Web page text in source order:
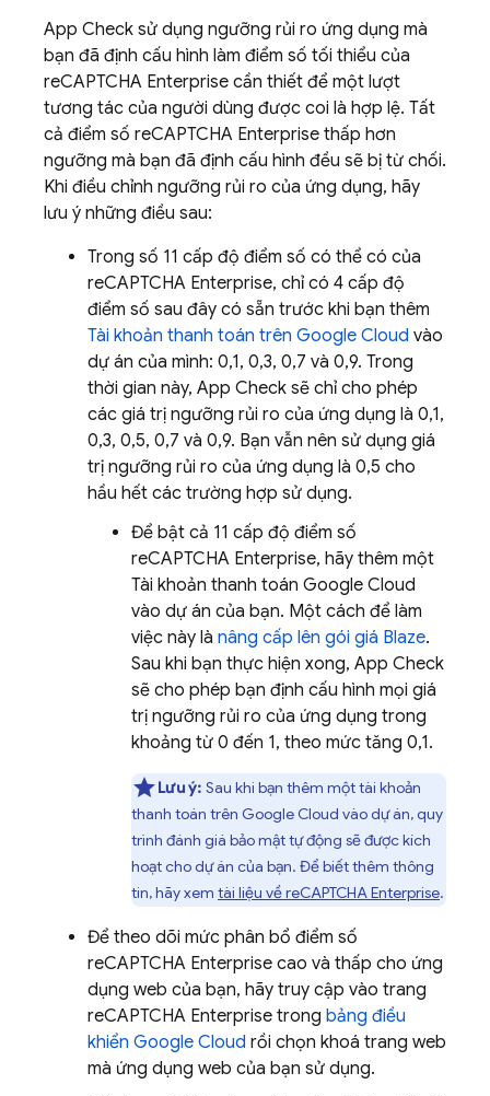
App Check sử dụng ngưỡng rủi ro ứng dụng mà
bạn đã định cấu hình làm điểm số tối thiểu của
reCAPTCHA Enterprise cần thiết để một lượt
tương tác của người dùng được coi là hợp lệ. Tất
cả điểm số reCAPTCHA Enterprise thấp hơn
ngưỡng mà bạn đã định cấu hình đều sẽ bị từ chối.
Khi điều chỉnh ngưỡng rủi ro của ứng dụng, hãy
lưu ý những điều sau:
Trong số 11 cấp độ điểm số có thể có của
reCAPTCHA Enterprise, chỉ có 4 cấp độ
điểm số sau đây có sẵn trước khi bạn thêm
Tài khoản thanh toán trên Google Cloud vào
dự án của mình: 0,1, 0,3, 0,7 và 0,9. Trong
thời gian này, App Check sẽ chỉ cho phép
các giá trị ngưỡng rủi ro của ứng dụng là 0,1,
0,3, 0,5, 0,7 và 0,9. Bạn vẫn nên sử dụng giá
trị ngưỡng rủi ro của ứng dụng là 0,5 cho
hầu hết các trường hợp sử dụng.
Để bật cả 11 cấp độ điểm số
reCAPTCHA Enterprise, hãy thêm một
Tài khoản thanh toán Google Cloud
vào dự án của bạn. Một cách để làm
việc này là nâng cấp lên gói giá Blaze.
Sau khi bạn thực hiện xong, App Check
sẽ cho phép bạn định cấu hình mọi giá
trị ngưỡng rủi ro của ứng dụng trong
khoảng từ 0 đến 1, theo mức tăng 0,1.
Lưu ý: Sau khi bạn thêm một tài khoản
thanh toán trên Google Cloud vào dự án, quy
trình đánh giá bảo mật tự động sẽ được kích
hoạt cho dự án của bạn. Để biết thêm thông
tin, hãy xem tài liệu về reCAPTCHA Enterprise.
Để theo dõi mức phân bổ điểm số
reCAPTCHA Enterprise cao và thấp cho ứng
dụng web của bạn, hãy truy cập vào trang
reCAPTCHA Enterprise trong bảng điều
khiển Google Cloud rồi chọn khoá trang web
mà ứng dụng web của bạn sử dụng.